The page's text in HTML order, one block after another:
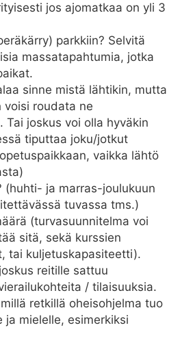
jos ajomatkaa on yli 3
parkkiin? Selvitä
massatapahtumia, jotka
sinne mistä lähtikin, mutta
voisi roudata ne
Tai joskus voi olla hyväkin
tiputtaa joku/jotkut
vaikka lähtö
(huhti- ja marras-joulukuun
tuvassa tms.)
(turvasuunnitelma voi
sitä, sekä kurssien
tai kuljetuskapasiteetti).
reitille sattuu
/ tilaisuuksia.
retkillä oheisohjelma tuo
ja mielelle, esimerkiksi